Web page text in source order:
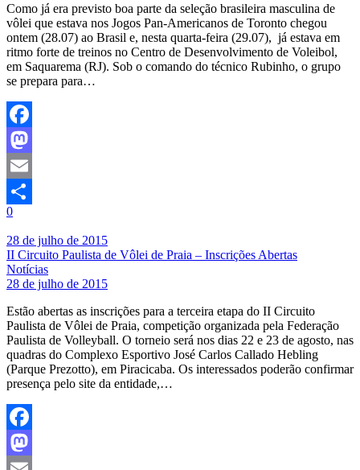
Como já era previsto boa parte da seleção brasileira masculina de
vôlei que estava nos Jogos Pan-Americanos de Toronto chegou
ontem (28.07) ao Brasil e, nesta quarta-feira (29.07), já estava em
ritmo forte de treinos no Centro de Desenvolvimento de Voleibol,
em Saquarema (RJ). Sob o comando do técnico Rubinho, o grupo
se prepara para…
Facebook
Mastodon
Email
Share
0
28 de julho de 2015
II Circuito Paulista de Vôlei de Praia – Inscrições Abertas
Notícias
28 de julho de 2015
Estão abertas as inscrições para a terceira etapa do II Circuito
Paulista de Vôlei de Praia, competição organizada pela Federação
Paulista de Volleyball. O torneio será nos dias 22 e 23 de agosto, nas
quadras do Complexo Esportivo José Carlos Callado Hebling
(Parque Prezotto), em Piracicaba. Os interessados poderão confirmar
presença pelo site da entidade,…
Facebook